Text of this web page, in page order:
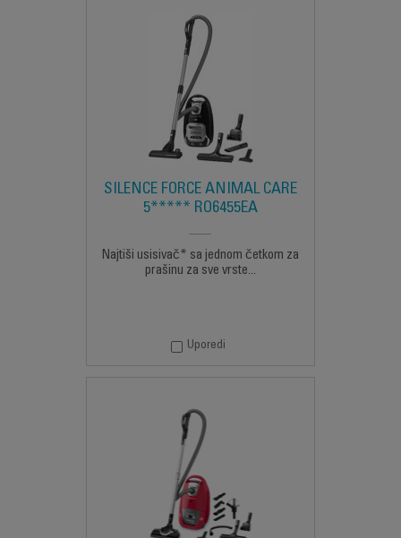
SILENCE FORCE ANIMAL CARE
5***** RO6455EA
Najtiši usisivač* sa jednom četkom za
prašinu za sve vrste...
Uporedi